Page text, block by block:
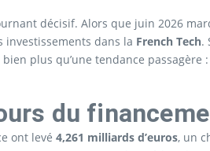
décisif. Alors que juin 2026
investissements dans la French Tech.
plus qu’une tendance
du
ont levé 4,261 milliards d’euros, un